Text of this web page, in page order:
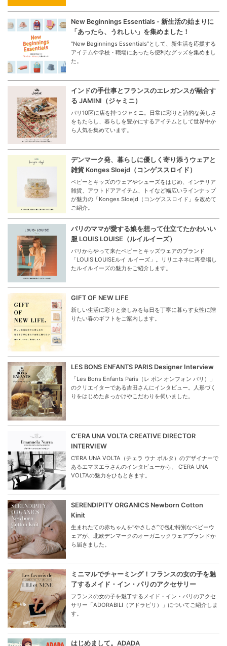
New Beginnings Essentials - 新生活の始まりに
「あったら、うれしい」を集めました！
“New Beginnings Essentials”として、新生活を応援する
アイテムや学校・職場にあったら便利なグッズを集めまし
た。
インドの手仕事とフランスのエレガンスが融合す
る JAMINI（ジャミニ）
パリ10区に店を持つジャミニ。日常に彩りと詩的な美しさ
をもたらし、暮らしを豊かにするアイテムとして世界中か
ら人気を集めています。
デンマーク発、暮らしに優しく寄り添うウェアと
雑貨 Konges Sloejd（コンゲススロイド）
ベビーとキッズのウェアやシューズをはじめ、インテリア
雑貨、アウトドアアイテム、トイなど幅広いラインナップ
が魅力の「Konges Sloejd（コンゲススロイド」を改めて
ご紹介。
パリのママが愛する娘を想って仕立てたかわいい
服 LOUIS LOUISE（ルイルイーズ）
パリからやって来たベビーとキッズウェアのブランド
「LOUIS LOUISEルイ ルイーズ」。リリエネネに再登場し
たルイルイーズの魅力をご紹介します。
GIFT OF NEW LIFE
新しい生活に彩りと楽しみを毎日を丁寧に暮らす女性に贈
りたい春のギフトをご案内します。
LES BONS ENFANTS PARIS Designer Interview
「Les Bons Enfants Paris（レ ボン オンフォン パリ）」
のクリエイターである吉田さんにインタビュー。人形づく
りをはじめたきっかけやこだわりを伺いました。
C’ERA UNA VOLTA CREATIVE DIRECTOR
INTERVIEW
C’ERA UNA VOLTA（チェラ ウナ ボルタ）のデザイナーで
あるエマヌエラさんのインタビューから、 C’ERA UNA
VOLTAの魅力をひもときます。
SERENDIPITY ORGANICS Newborn Cotton
Kinit
生まれたての赤ちゃんを“やさしさ”で包む特別なベビーウ
ェアが、北欧デンマークのオーガニックウェアブランドか
ら届きました。
ミニマルでチャーミング！フランスの女の子を魅
了するメイド・イン・パリのアクセサリー
フランスの女の子を魅了するメイド・イン・パリのアクセ
サリー「ADORABILI（アドラビリ）」についてご紹介しま
す。
はじめまして。ADADA